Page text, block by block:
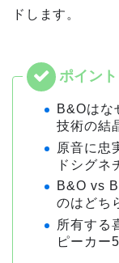
ドします。
B&Oはな
技術の結
原音に忠
ドシグネ
B&O vs
のはどち
所有する
ピーカー